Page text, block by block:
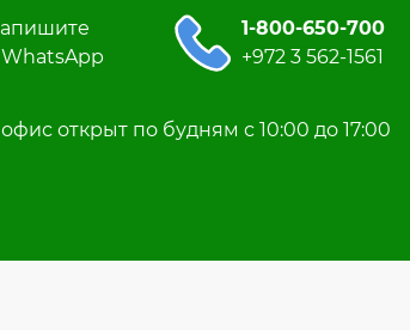
1-800-650-700
+972 3 562-1561
открыт по будням с 10:00 до 17:00